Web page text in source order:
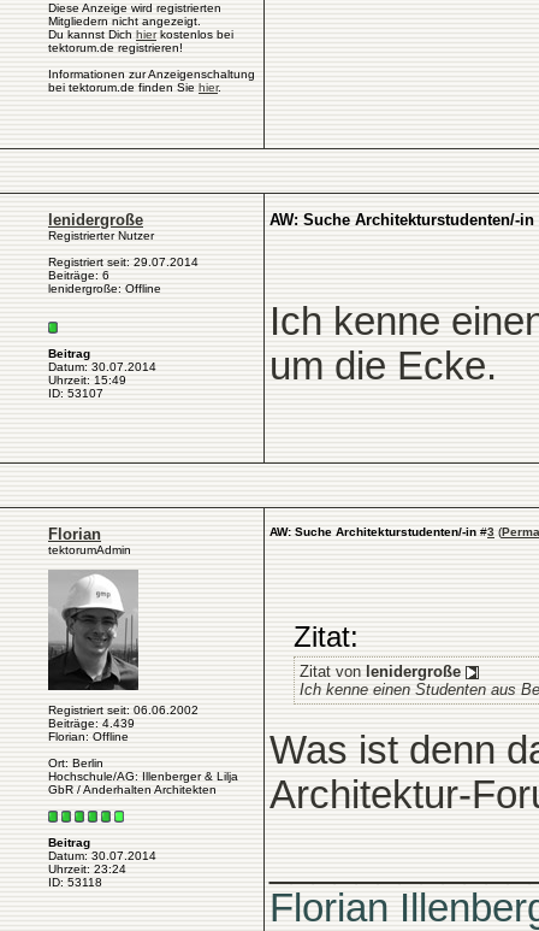
Diese Anzeige wird registrierten
Mitgliedern nicht angezeigt.
Du kannst Dich hierkostenlos bei
tektorum.de registrieren!
Informationen zur Anzeigenschaltung
bei tektorum.de finden Sie hier.
lenidergroße
Registrierter Nutzer
Registriert seit: 29.07.2014
Beiträge: 6
lenidergroße: Offline
Beitrag
Datum: 30.07.2014
Uhrzeit: 15:49
ID: 53107
AW: Suche Architekturstudenten/-in
Ich kenne
um die Ecke.
Florian
tektorumAdmin
Registriert seit: 06.06.2002
Beiträge: 4.439
Florian: Offline
Ort: Berlin
Hochschule/AG: Illenberger & Lilja
GbR / Anderhalten Architekten
Beitrag
Datum: 30.07.2014
Uhrzeit: 23:24
ID: 53118
AW: Suche Architekturstudenten/-in #3 (
Zitat:
Zitat von lenidergroße
Ich kenne einen Studenten aus
Was ist denn
Architektur-
Florian